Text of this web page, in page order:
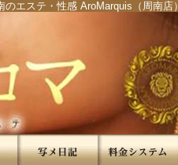
""
のエステ・性感 AroMarquis（周南店）